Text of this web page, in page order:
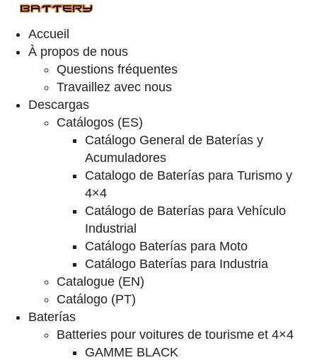
Accueil
À propos de nous
Questions fréquentes
Travaillez avec nous
Descargas
Catálogos (ES)
Catálogo General de Baterías y
Acumuladores
Catalogo de Baterías para Turismo y
4×4
Catálogo de Baterías para Vehículo
Industrial
Catálogo Baterías para Moto
Catálogo Baterías para Industria
Catalogue (EN)
Catálogo (PT)
Baterías
Batteries pour voitures de tourisme et 4×4
GAMME BLACK